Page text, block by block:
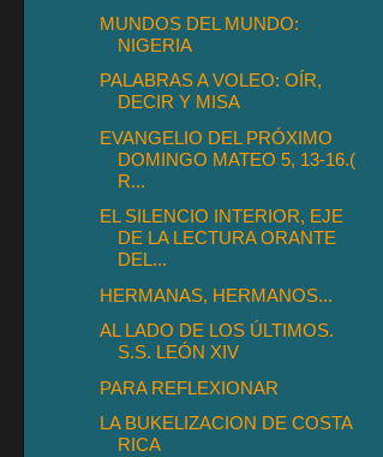
MUNDOS DEL MUNDO:
NIGERIA
PALABRAS A VOLEO: OÍR,
DECIR Y MISA
EVANGELIO DEL PRÓXIMO
DOMINGO MATEO 5, 13-16.(
R...
EL SILENCIO INTERIOR, EJE
DE LA LECTURA ORANTE
DEL...
HERMANAS, HERMANOS...
AL LADO DE LOS ÚLTIMOS.
S.S. LEÓN XIV
PARA REFLEXIONAR
LA BUKELIZACION DE COSTA
RICA